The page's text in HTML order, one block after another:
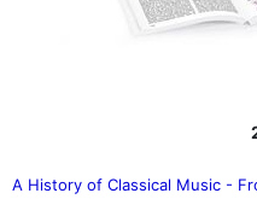
A History of Classical Music -